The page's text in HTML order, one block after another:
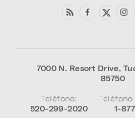
7000 N. Resort Drive,
85750
Teléfono:
520-299-2020
1-